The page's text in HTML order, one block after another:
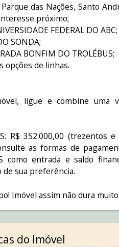
Parque das Nações, Santo
próximo;
FEDERAL DO ABC;
SONDA;
BONFIM DO TROLÉBUS;
opções de linhas.
ligue e combine uma
R$ 352.000,00 (trezentos
as formas de
como entrada e saldo
de sua preferência.
Imóvel assim não dura
do Imóvel